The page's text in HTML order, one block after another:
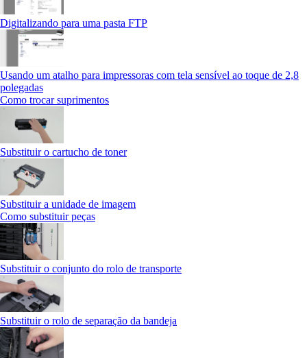
Digitalizando para uma pasta FTP
Usando um atalho para impressoras com tela sensível ao toque de 2,8
polegadas
Como trocar suprimentos
Substituir o cartucho de toner
Substituir a unidade de imagem
Como substituir peças
Substituir o conjunto do rolo de transporte
Substituir o rolo de separação da bandeja